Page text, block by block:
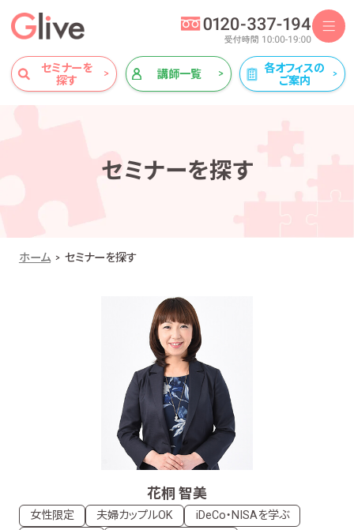
セミナーを
探す
講師一覧
各オフィスの
ご案内
セミナーを探す
ホーム セミナーを探す
花桐 智美
女性限定 夫婦カップルOK
iDeCo・NISAを学ぶ